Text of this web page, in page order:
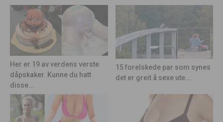
Her er 19 av verdens verste
dåpskaker. Kunne du hatt
disse...
15 forelskede par som synes
det er greit å sexe ute...